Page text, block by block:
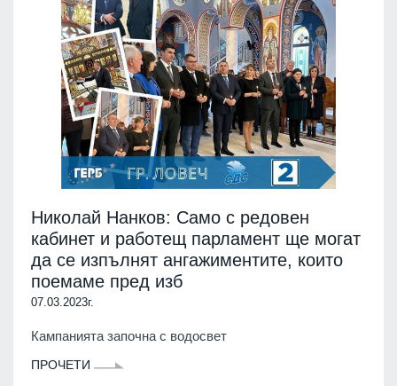
Николай Нанков: Само с редовен
кабинет и работещ парламент ще могат
да се изпълнят ангажиментите, които
поемаме пред изб
07.03.2023г.
Кампанията започна с водосвет
ПРОЧЕТИ